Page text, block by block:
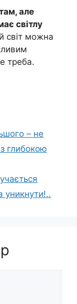
але
світлу
світ можна
треба.
– не
глибокою
уникнути!..